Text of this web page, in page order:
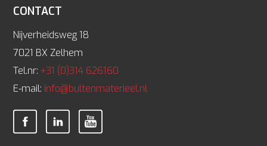
CONTACT
Nijverheidsweg 18
7021 BX Zelhem
Tel.nr: +31 (0)314 626160
E-mail: info@bultenmaterieel.nl